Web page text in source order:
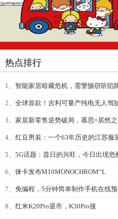
热点排行
1、 智能家居暗藏危机，需警惕窃听陷
2、 全球首款！吉利可量产纯电无人驾
3、 家居新零售逆势破局，慕思×居然
4、 红豆男装：一个63年历史的江苏服
5、 5G话题：昔日的兴旺，今日出现危
6、 徕卡发布M10MONOCHROM“L
7、 免编程，5分钟简单制作手机在线
8、 红米K20Pro退市，K30Pro接